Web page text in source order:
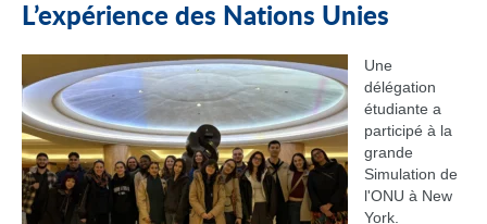
L’expérience des Nations Unies
Une
délégation
étudiante a
participé à la
grande
Simulation de
l'ONU à New
York.